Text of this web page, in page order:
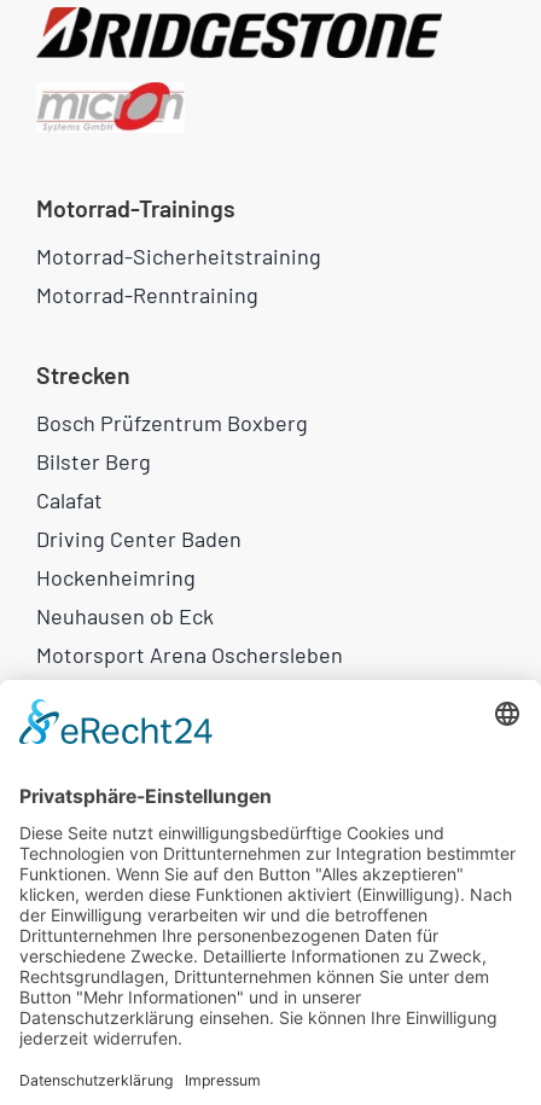
Motorrad-Trainings
Motorrad-Sicherheitstraining
Motorrad-Renntraining
Strecken
Bosch Prüfzentrum Boxberg
Bilster Berg
Calafat
Driving Center Baden
Hockenheimring
Neuhausen ob Eck
Motorsport Arena Oschersleben
Weitere Links
Eventkalender
Newsletter
Flammkuchen
Rechtliches
AGB
Widerrufsbelehrung
Impressum